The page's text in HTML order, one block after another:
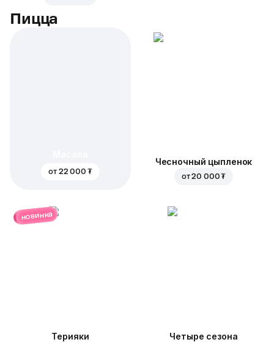
Пицца
от 22 000 ₮
Чесночный цыпленок
от20 000 ₮
новинка
Терияки Четыре сезона